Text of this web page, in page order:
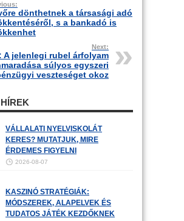
dönthetnek a társasági adó
s a bankadó is
Next:
A jelenlegi rubel árfolyam
súlyos egyszeri
veszteséget okoz
VÁLLALATI NYELVISKOLÁT
KERES? MUTATJUK, MIRE
ÉRDEMES FIGYELNI
2026-08-07
KASZINÓ STRATÉGIÁK:
MÓDSZEREK, ALAPELVEK ÉS
TUDATOS JÁTÉK KEZDŐKNEK